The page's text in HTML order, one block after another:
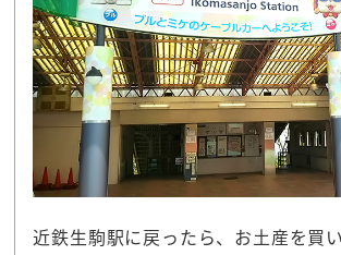
近鉄生駒駅に戻ったら、お土産を買